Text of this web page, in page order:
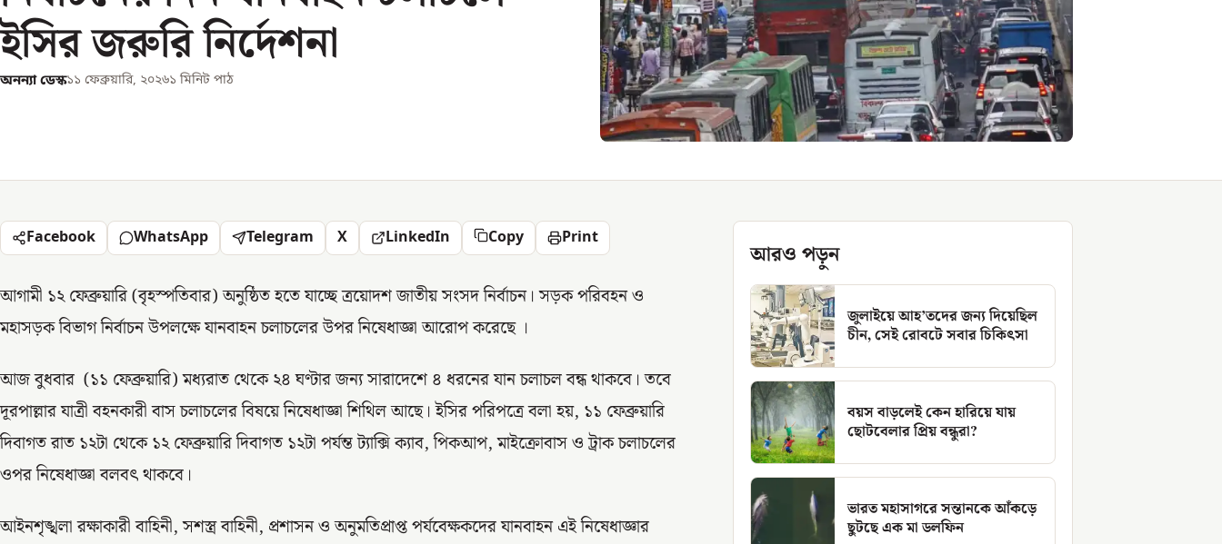
ইসির জরুরি নির্দেশনা
অনন্যা ডেস্ক১১ ফেব্রুয়ারি, ২০২৬১ মিনিট পাঠ
Facebook WhatsApp Telegram X LinkedIn Copy Print
আগামী ১২ ফেব্রুয়ারি (বৃহস্পতিবার) অনুষ্ঠিত হতে যাচ্ছে ত্রয়োদশ জাতীয় সংসদ নির্বাচন। সড়ক পরিবহন ও
মহাসড়ক বিভাগ নির্বাচন উপলক্ষে যানবাহন চলাচলের উপর নিষেধাজ্ঞা আরোপ করেছে ।
আজ বুধবার (১১ ফেব্রুয়ারি) মধ্যরাত থেকে ২৪ ঘণ্টার জন্য সারাদেশে ৪ ধরনের যান চলাচল বন্ধ থাকবে। তবে
দূরপাল্লার যাত্রী বহনকারী বাস চলাচলের বিষয়ে নিষেধাজ্ঞা শিথিল আছে। ইসির পরিপত্রে বলা হয়, ১১ ফেব্রুয়ারি
দিবাগত রাত ১২টা থেকে ১২ ফেব্রুয়ারি দিবাগত ১২টা পর্যন্ত ট্যাক্সি ক্যাব, পিকআপ, মাইক্রোবাস ও ট্রাক চলাচলের
ওপর নিষেধাজ্ঞা বলবৎ থাকবে।
আইনশৃঙ্খলা রক্ষাকারী বাহিনী, সশস্ত্র বাহিনী, প্রশাসন ও অনুমতিপ্রাপ্ত পর্যবেক্ষকদের যানবাহন এই নিষেধাজ্ঞার
আরও পড়ুন
জুলাইয়ে আহ’তদের জন্য দিয়েছিল
চীন, সেই রোবটে সবার চিকিৎসা
বয়স বাড়লেই কেন হারিয়ে যায়
ছোটবেলার প্রিয় বন্ধুরা?
ভারত মহাসাগরে সন্তানকে আঁকড়ে
ছুটছে এক মা ডলফিন